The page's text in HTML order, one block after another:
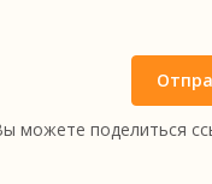
можете поделиться